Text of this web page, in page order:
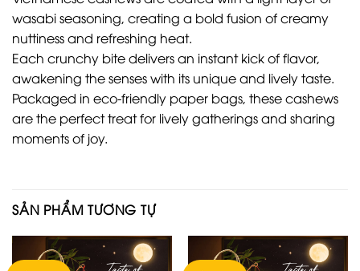
wasabi seasoning, creating a bold fusion of creamy
nuttiness and refreshing heat.
Each crunchy bite delivers an instant kick of flavor,
awakening the senses with its unique and lively taste.
Packaged in eco-friendly paper bags, these cashews
are the perfect treat for lively gatherings and sharing
moments of joy.
SẢN PHẨM TƯƠNG TỰ